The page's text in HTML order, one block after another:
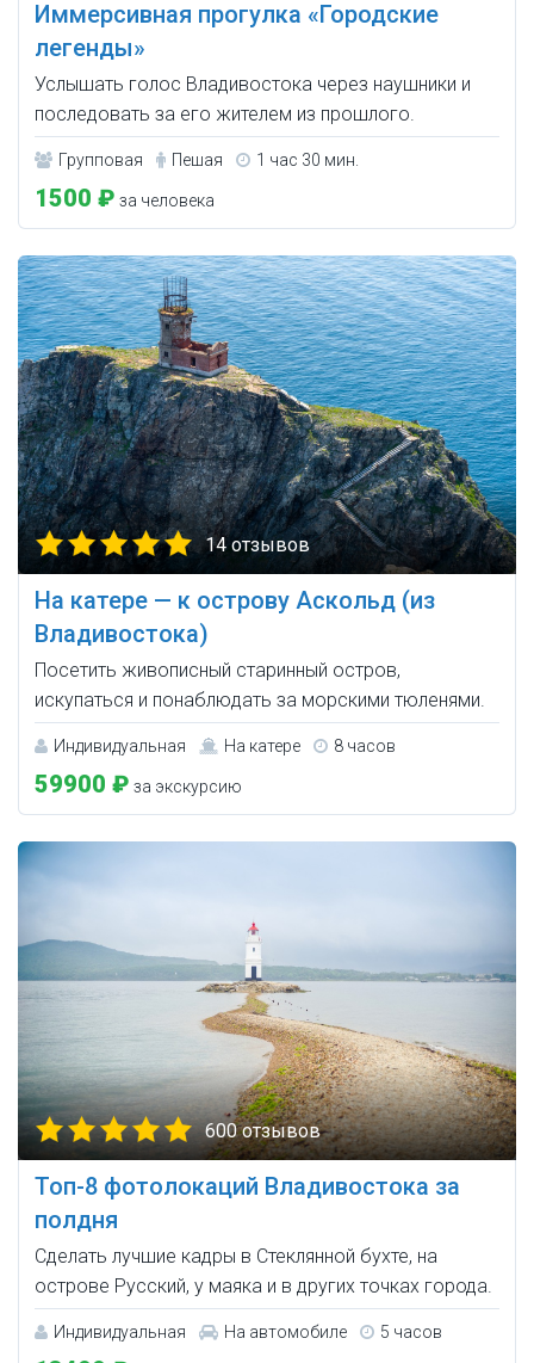
Иммерсивная прогулка «Городские
легенды»
Услышать голос Владивостока через наушники и
последовать за его жителем из прошлого.
Групповая Пешая 1 час 30 мин.
1500 ₽ за человека
14 отзывов
На катере — к острову Аскольд (из
Владивостока)
Посетить живописный старинный остров,
искупаться и понаблюдать за морскими тюленями.
Индивидуальная На катере 8 часов
59900 ₽ за экскурсию
600 отзывов
Топ-8 фотолокаций Владивостока за
полдня
Сделать лучшие кадры в Стеклянной бухте, на
острове Русский, у маяка и в других точках города.
Индивидуальная На автомобиле 5 часов